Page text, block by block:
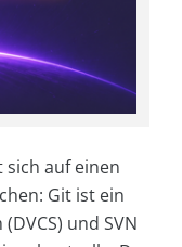
sich auf einen
Git ist ein
und SVN